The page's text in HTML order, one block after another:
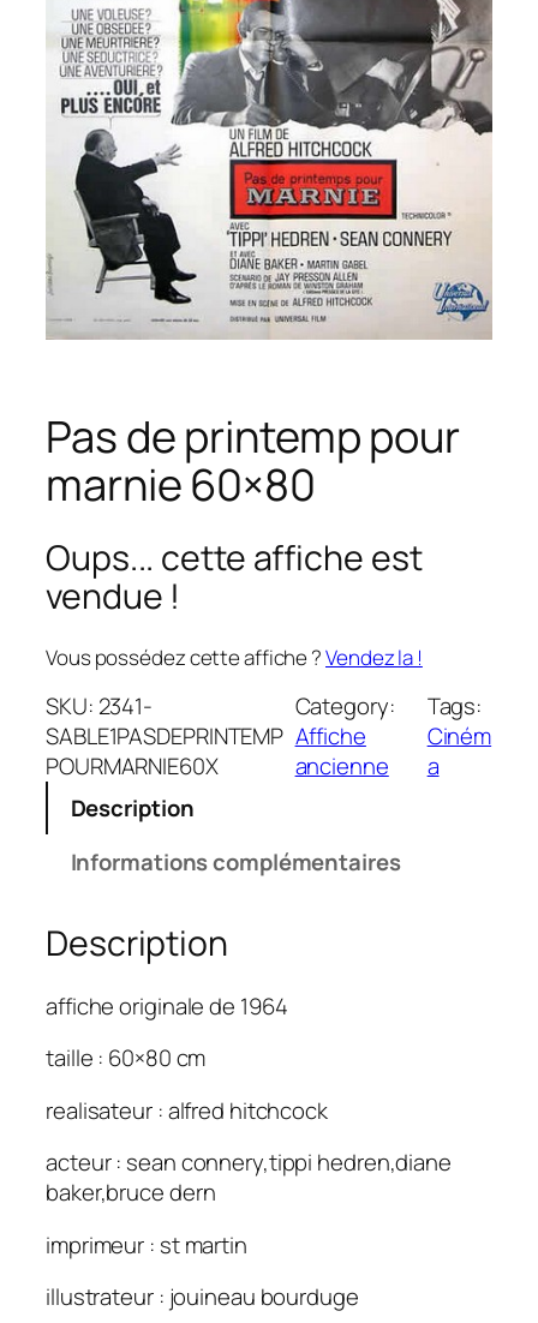
Pas de printemp pour
marnie 60×80
Oups... cette affiche est
vendue !
Vous possédez cette affiche ?Vendez la !
SKU: 2341-
SABLE1PASDEPRINTEMP
POURMARNIE60X
Category:
Affiche
ancienne
Tags:
Ciném
a
Description
Informations complémentaires
Description
affiche originale de 1964
taille : 60×80 cm
realisateur : alfred hitchcock
acteur : sean connery,tippi hedren,diane
baker,bruce dern
imprimeur : st martin
illustrateur : jouineau bourduge